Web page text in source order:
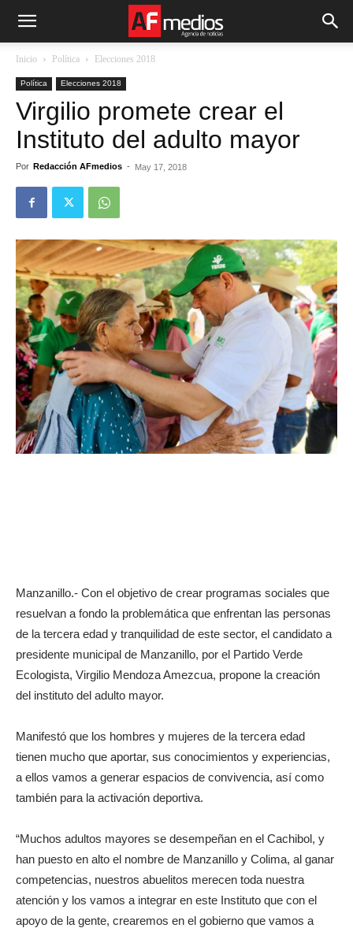
Inicio Política Elecciones 2018
Política Elecciones 2018
Virgilio promete crear el
Instituto del adulto mayor
Por Redacción AFmedios - May 17, 2018
Manzanillo.- Con el objetivo de crear programas sociales que
resuelvan a fondo la problemática que enfrentan las personas
de la tercera edad y tranquilidad de este sector, el candidato a
presidente municipal de Manzanillo, por el Partido Verde
Ecologista, Virgilio Mendoza Amezcua, propone la creación
del instituto del adulto mayor.
Manifestó que los hombres y mujeres de la tercera edad
tienen mucho que aportar, sus conocimientos y experiencias,
a ellos vamos a generar espacios de convivencia, así como
también para la activación deportiva.
“Muchos adultos mayores se desempeñan en el Cachibol, y
han puesto en alto el nombre de Manzanillo y Colima, al ganar
competencias, nuestros abuelitos merecen toda nuestra
atención y los vamos a integrar en este Instituto que con el
apoyo de la gente, crearemos en el gobierno que vamos a